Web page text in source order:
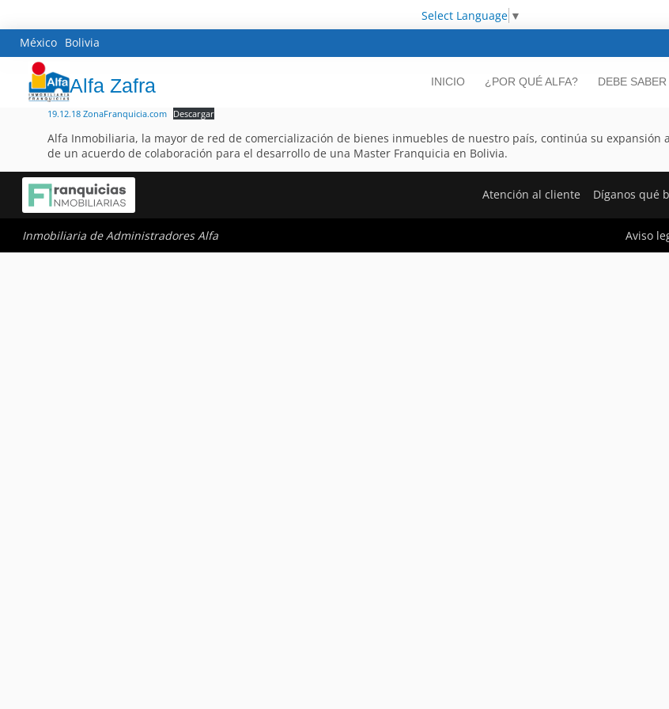
Select Language ▼
México Bolivia
Alfa Zafra INICIO ¿POR QUÉ ALFA? DEBE SABER
19.12.18 ZonaFranquicia.com Descargar
Alfa Inmobiliaria, la mayor de red de comercialización de bienes inmuebles de nuestro país, continúa su expansión
de un acuerdo de colaboración para el desarrollo de una Master Franquicia en Bolivia.
Atención al cliente Díganos qué
Inmobiliaria de Administradores Alfa Aviso